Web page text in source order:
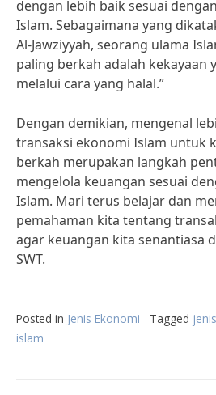
dengan lebih baik sesuai
Islam. Sebagaimana yang
Al-Jawziyyah, seorang ulama
paling berkah adalah kekayaan
melalui cara yang halal.”
Dengan demikian, mengenal
transaksi ekonomi Islam untuk
berkah merupakan langkah
mengelola keuangan sesuai
Islam. Mari terus belajar dan
pemahaman kita tentang
agar keuangan kita senantiasa
SWT.
Posted in Jenis Ekonomi Tagged
islam